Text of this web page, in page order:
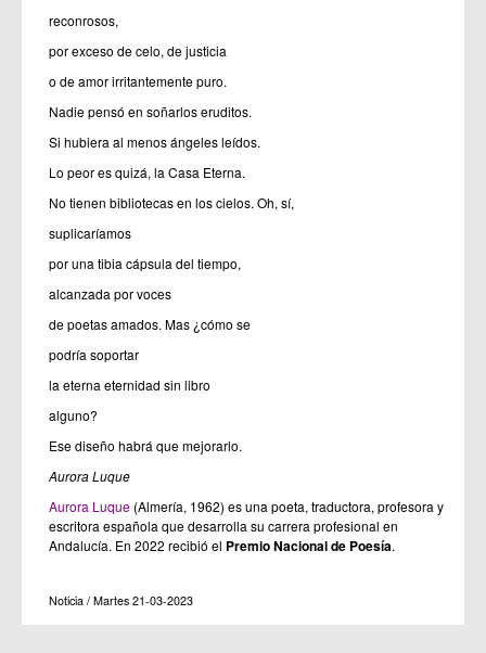
reconrosos,
por exceso de celo, de justicia
o de amor irritantemente puro.
Nadie pensó en soñarlos eruditos.
Si hubiera al menos ángeles leídos.
Lo peor es quizá, la Casa Eterna.
No tienen bibliotecas en los cielos. Oh, sí,
suplicaríamos
por una tibia cápsula del tiempo,
alcanzada por voces
de poetas amados. Mas ¿cómo se
podría soportar
la eterna eternidad sin libro
alguno?
Ese diseño habrá que mejorarlo.
Aurora Luque
Aurora Luque (Almería, 1962) es una poeta, traductora, profesora y
escritora española que desarrolla su carrera profesional en
Andalucía. En 2022 recibió el Premio Nacional de Poesía.
Noticia / Martes 21-03-2023